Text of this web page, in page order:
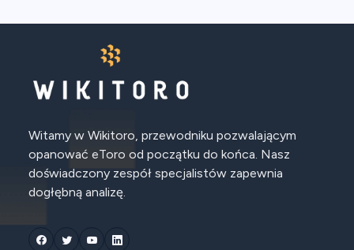
Witamy w Wikitoro, przewodniku pozwalającym
opanować eToro od początku do końca. Nasz
doświadczony zespół specjalistów zapewnia
dogłębną analizę.